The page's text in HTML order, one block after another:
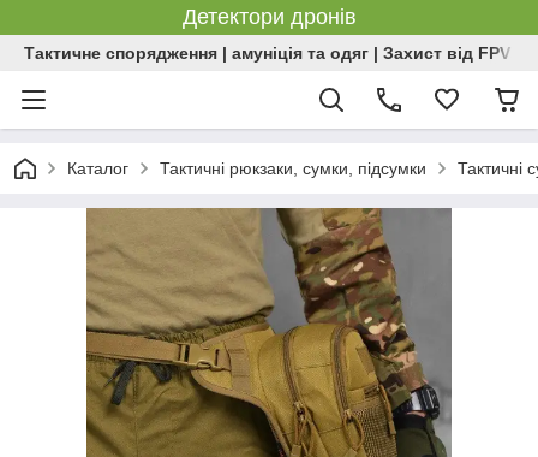
Детектори дронів
Тактичне спорядження | амуніція та одяг | Захист від FPV |
Каталог Тактичні рюкзаки, сумки, підсумки Тактичні